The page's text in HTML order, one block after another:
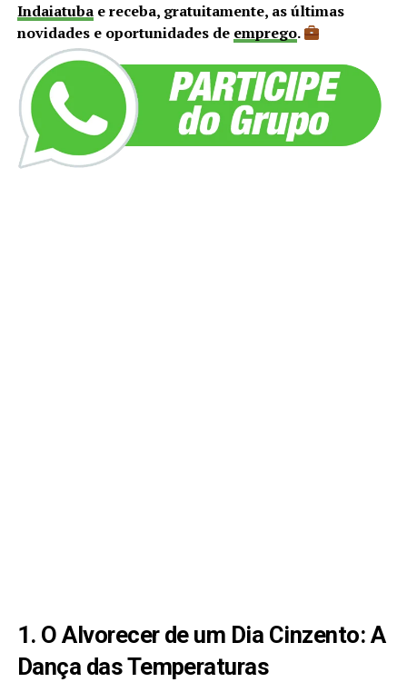
Indaiatubae receba, gratuitamente, as últimas
novidades e oportunidades de emprego.
1. O Alvorecer de um Dia Cinzento: A
Dança das Temperaturas